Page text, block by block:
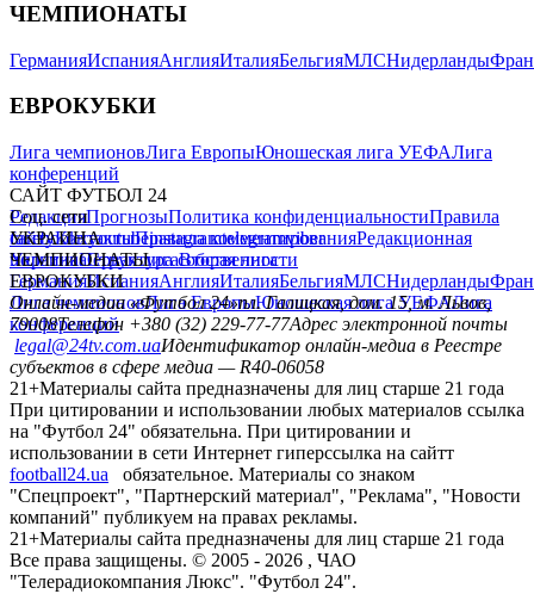
ЧЕМПИОНАТЫ
ГерманияИспанияАнглияИталияБельгияМЛСНидерланды
ЕВРОКУБКИ
Лига чемпионовЛига ЕвропыЮношеская лига УЕФАЛига
конференций
САЙТ ФУТБОЛ 24
РедакцияПрогнозыПолитика конфиденциальностиПравила
сайтуКонтактыПравила комментированияРедакционная
политикаСтруктура собственности
Соц. сети
facebookxyoutubeinstagramtelegramviber
УКРАИНА
УкраинаПервая лигаВторая лига
ЧЕМПИОНАТЫ
ГерманияИспанияАнглияИталияБельгияМЛСНидерланды
ЕВРОКУБКИ
Лига чемпионовЛига ЕвропыЮношеская лига УЕФАЛига
конференций
Онлайн-медиа «Футбол 24»пл. Галицкая, дом. 15, м. Львов,
79008Телефон +380 (32) 229-77-77Адрес электронной почты
legal@24tv.com.uaИдентификатор онлайн-медиа в Реестре
субъектов в сфере медиа — R40-06058
21+Материалы сайта предназначены для лиц старше 21 года
При цитировании и использовании любых материалов ссылка
на "Футбол 24" обязательна. При цитировании и
использовании в сети Интернет гиперссылка на сайтт
football24.ua
обязательное. Материалы со знаком
"Спецпроект", "Партнерский материал", "Реклама", "Новости
компаний" публикуем на правах рекламы.
21+Материалы сайта предназначены для лиц старше 21 года
Все права защищены. © 2005 - 2026 , ЧАО
"Телерадиокомпания Люкс". "Футбол 24".